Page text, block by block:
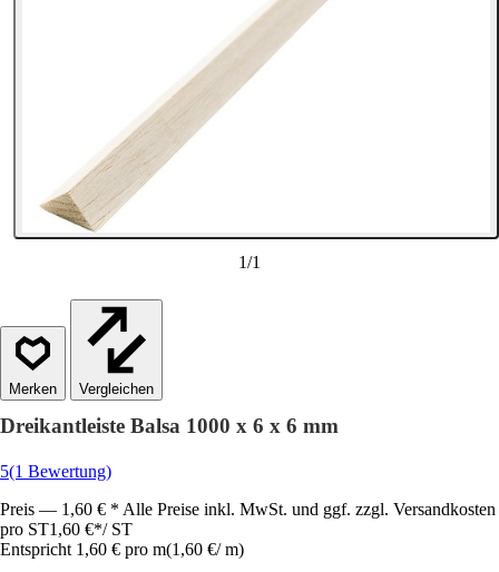
1/1
Vergleichen
Dreikantleiste Balsa 1000 x 6 x 6 mm
5(1 Bewertung)
Preis — 1,60 € * Alle Preise inkl. MwSt. und ggf. zzgl. Versandkosten
pro ST1,60 €*/ ST
Entspricht 1,60 € pro m(1,60 €/ m)